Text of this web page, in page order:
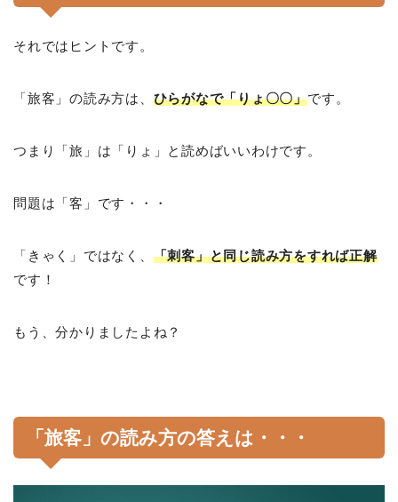
それではヒントです。
「旅客」の読み方は、 ひらがなで「りょ〇〇」です。
つまり「旅」は「りょ」と読めばいいわけです。
問題は「客」です・・・
「きゃく」ではなく、 「刺客」と同じ読み方をすれば正解
です！
もう、分かりましたよね？
「旅客」の読み方の答えは・・・